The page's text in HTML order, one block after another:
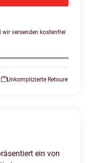
wir versenden kostenfrei
Unkomplizierte Retoure
ein von